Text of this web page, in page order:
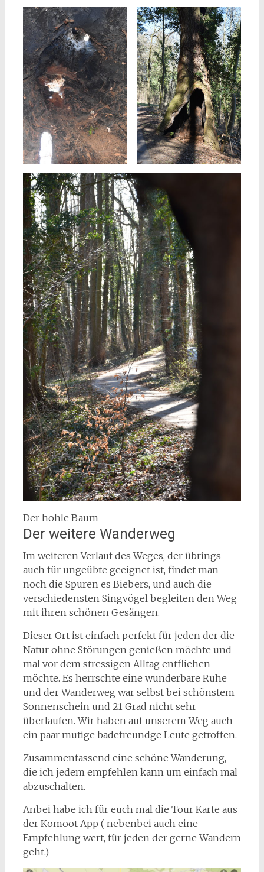
Der hohle Baum
Der weitere Wanderweg
Im weiteren Verlauf des Weges, der übrings
auch für ungeübte geeignet ist, findet man
noch die Spuren es Biebers, und auch die
verschiedensten Singvögel begleiten den Weg
mit ihren schönen Gesängen.
Dieser Ort ist einfach perfekt für jeden der die
Natur ohne Störungen genießen möchte und
mal vor dem stressigen Alltag entfliehen
möchte. Es herrschte eine wunderbare Ruhe
und der Wanderweg war selbst bei schönstem
Sonnenschein und 21 Grad nicht sehr
überlaufen. Wir haben auf unserem Weg auch
ein paar mutige badefreundge Leute getroffen.
Zusammenfassend eine schöne Wanderung,
die ich jedem empfehlen kann um einfach mal
abzuschalten.
Anbei habe ich für euch mal die Tour Karte aus
der Komoot App ( nebenbei auch eine
Empfehlung wert, für jeden der gerne Wandern
geht.)